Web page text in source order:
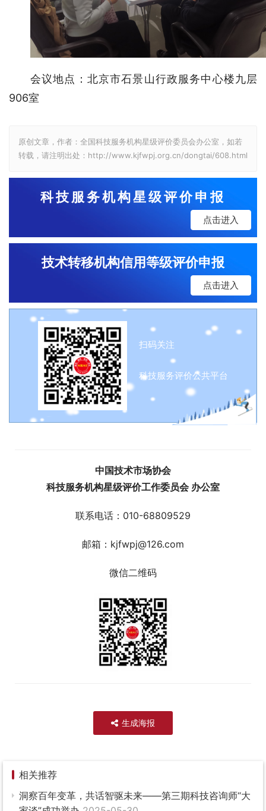
会议地点：北京市石景山行政服务中心楼九层
906室
原创文章，作者：全国科技服务机构星级评价委员会办公室，如若
转载，请注明出处：http://www.kjfwpj.org.cn/dongtai/608.html
科技服务机构星级评价申报
点击进入
技术转移机构信用等级评价申报
点击进入
扫码关注
科技服务评价公共平台
中国技术市场协会
科技服务机构星级评价工作委员会 办公室
联系电话：010-68809529
邮箱：kjfwpj@126.com
微信二维码
生成海报
相关推荐
洞察百年变革，共话智驱未来——第三期科技咨询师“大